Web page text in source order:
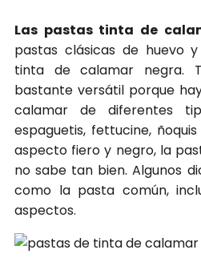
Las pastas tinta de
pastas clásicas de huevo
tinta de calamar negra.
bastante versátil porque
calamar de diferentes
espaguetis, fettucine,
aspecto fiero y negro, la
no sabe tan bien. Algunos
como la pasta común,
aspectos.